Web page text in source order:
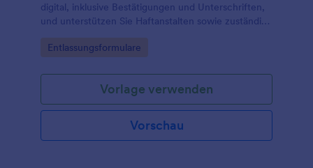
digital, inklusive Bestätigungen und Unterschriften,
und unterstützen Sie Haftanstalten sowie zuständige
Nachverfolgung mit Jotform.
Go to Category:
Entlassungsformulare
Vorlage verwenden
Vorschau